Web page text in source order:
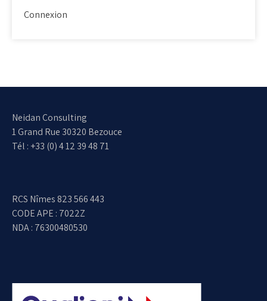
Connexion
Neidan Consulting
1 Grand Rue 30320 Bezouce
Tél : +33 (0) 4 12 39 48 71
RCS Nîmes 823 566 443
CODE APE : 7022Z
NDA : 76300480530